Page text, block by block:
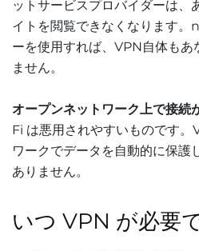
ットサービスプロバイダーは、
イトを閲覧できなくなります
ーを使用すれば、VPN自体もあ
ません。
オープンネットワーク上で接続
Fi は悪用されやすいものです。
ワークでデータを自動的に保護
ありません。
いつ VPN が必要